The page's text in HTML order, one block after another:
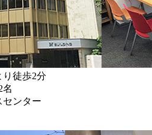
徒歩2分
センター